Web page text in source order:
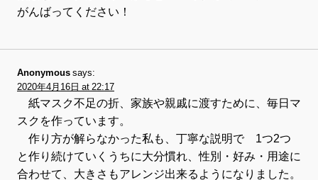
がんばってください！
Anonymous says:
2020年4月16日 at 22:17
紙マスク不足の折、家族や親戚に渡すために、毎日マ
スクを作っています。
作り方が解らなかった私も、丁寧な説明で 1つ2つ
と作り続けていくうちに大分慣れ、性別・好み・用途に
合わせて、大きさもアレンジ出来るようになりました。